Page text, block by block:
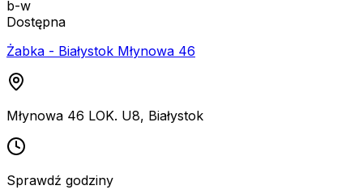
b-w
Dostępna
Żabka - Białystok Młynowa 46
Młynowa 46 LOK. U8, Białystok
Sprawdź godziny